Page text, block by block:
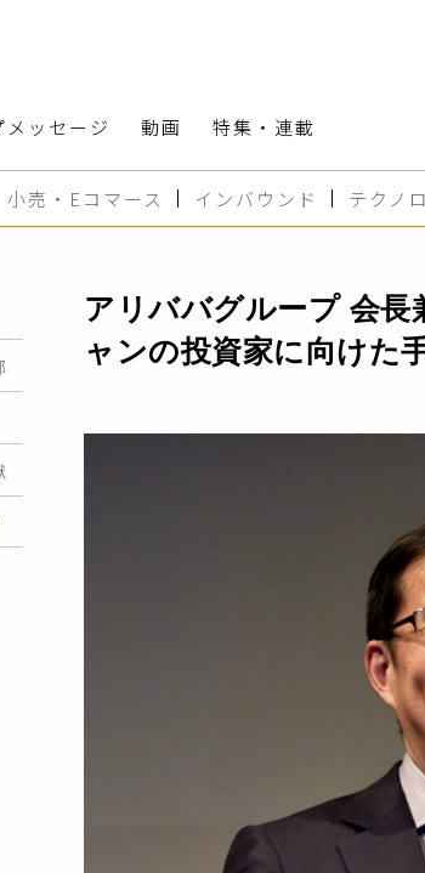
メッセージ 動画 特集・連載
小売・Eコマース インバウンド テクノ
アリババグループ 会長
ャンの投資家に向けた